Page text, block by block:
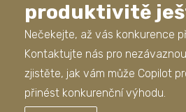
produktivitě
Nečekejte, až vás konkurence
Kontaktujte nás pro
zjistěte, jak vám může Copilot
přinést konkurenční výhodu.